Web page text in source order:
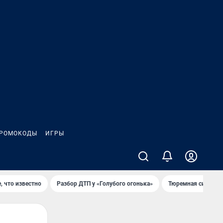
ИГРЫ
что известно Разбор ДТП у «Голубого огонька» Тюремная